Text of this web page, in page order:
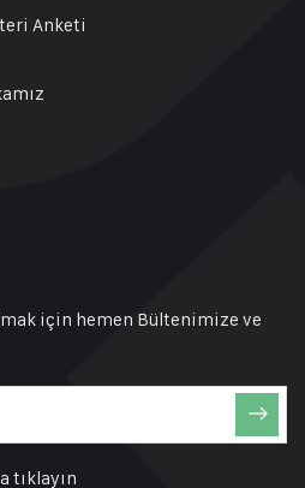
Anketi
için hemen Bültenimize ve
tıklayın